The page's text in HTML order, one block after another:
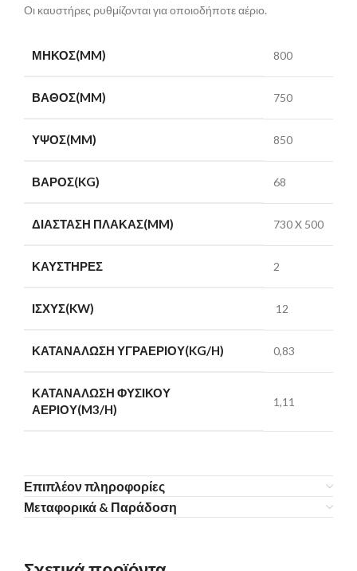
Οι καυστήρες ρυθμίζονται για οποιοδήποτε αέριο.
ΜΉΚΟΣ(MM) 800
ΒΆΘΟΣ(MM) 750
ΎΨΟΣ(MM) 850
ΒΆΡΟΣ(KG) 68
ΔΙΆΣΤΑΣΗ ΠΛΆΚΑΣ(MM) 730 X 500
ΚΑΥΣΤΉΡΕΣ 2
ΙΣΧΎΣ(KW) 12
ΚΑΤΑΝΆΛΩΣΗ ΥΓΡΑΕΡΊΟΥ(KG/H) 0,83
ΚΑΤΑΝΆΛΩΣΗ ΦΥΣΙΚΟΎ
ΑΕΡΊΟΥ(M3/H)
1,11
Επιπλέον πληροφορίες
Μεταφορικά & Παράδοση